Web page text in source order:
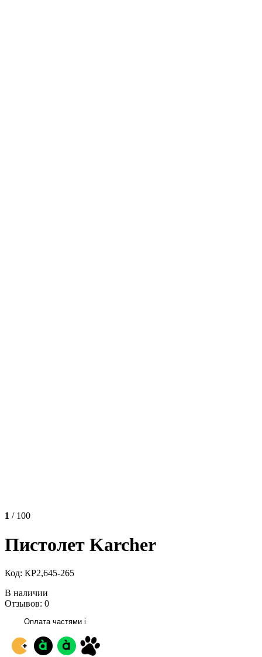
1 / 100
Пистолет Karcher
Код: КР2,645-265
В наличии
Отзывов: 0
Оплата частями i